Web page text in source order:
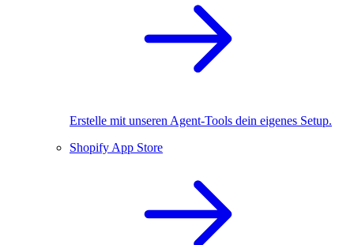
Erstelle mit unseren Agent-Tools dein eigenes Setup.
Shopify App Store